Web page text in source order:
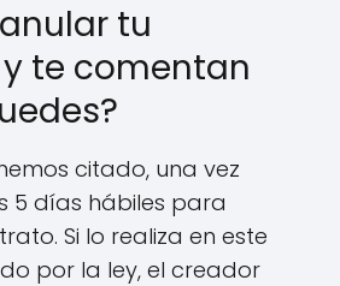
tu
te comentan
citado, una vez
5 días hábiles para
Si lo realiza en este
por la ley, el creador